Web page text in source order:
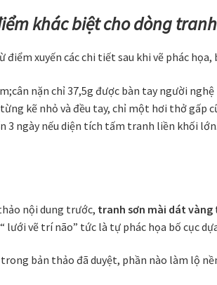
khác biệt cho dòng
xuyến các chi tiết sau khi vẽ phác
nặn chỉ 37,5g được bàn tay người
kẽ nhỏ và đều tay, chỉ một hơi thở
3 ngày nếu diện tích tấm tranh liền khối lớn.
nội dung trước, tranh sơn mài dát vàng
vẽ trí não” tức là tự phác họa bố cục
bản thảo đã duyệt, phần nào làm lộ